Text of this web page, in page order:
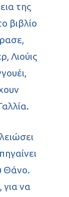
της
βιβλίο
Λιούις
Θάνο.
για να